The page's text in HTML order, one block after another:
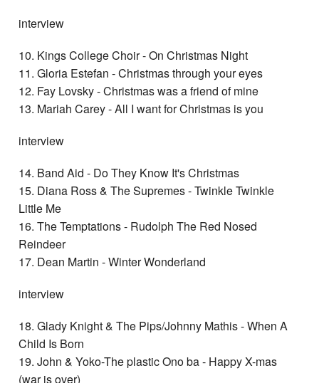
interview
10. Kings College Choir - On Christmas Night
11. Gloria Estefan - Christmas through your eyes
12. Fay Lovsky - Christmas was a friend of mine
13. Mariah Carey - All I want for Christmas is you
interview
14. Band Aid - Do They Know It's Christmas
15. Diana Ross & The Supremes - Twinkle Twinkle
Little Me
16. The Temptations - Rudolph The Red Nosed
Reindeer
17. Dean Martin - Winter Wonderland
interview
18. Glady Knight & The Pips/Johnny Mathis - When A
Child Is Born
19. John & Yoko-The plastic Ono ba - Happy X-mas
(war is over)